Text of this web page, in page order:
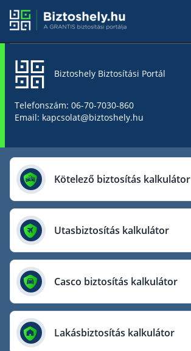
Biztosítók
AIG Biztosító
Allianz Biztosító
Cig Pannónia Biztosító
Genertel Biztosító
Biztoshely Biztosítási Portál
Telefonszám: 06-70-7030-860
Email: kapcsolat@biztoshely.hu
Kötelező biztosítás kalkulátor
Utasbiztosítás kalkulátor
Casco biztosítás kalkulátor
Lakásbiztosítás kalkulátor